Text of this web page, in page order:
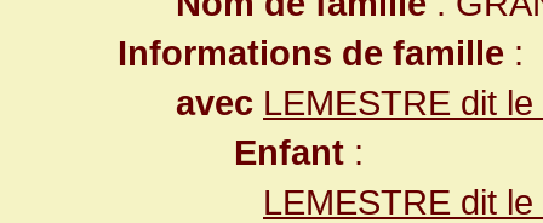
Informations de famille :
avec LEMESTRE dit
Enfant :
LEMESTRE dit